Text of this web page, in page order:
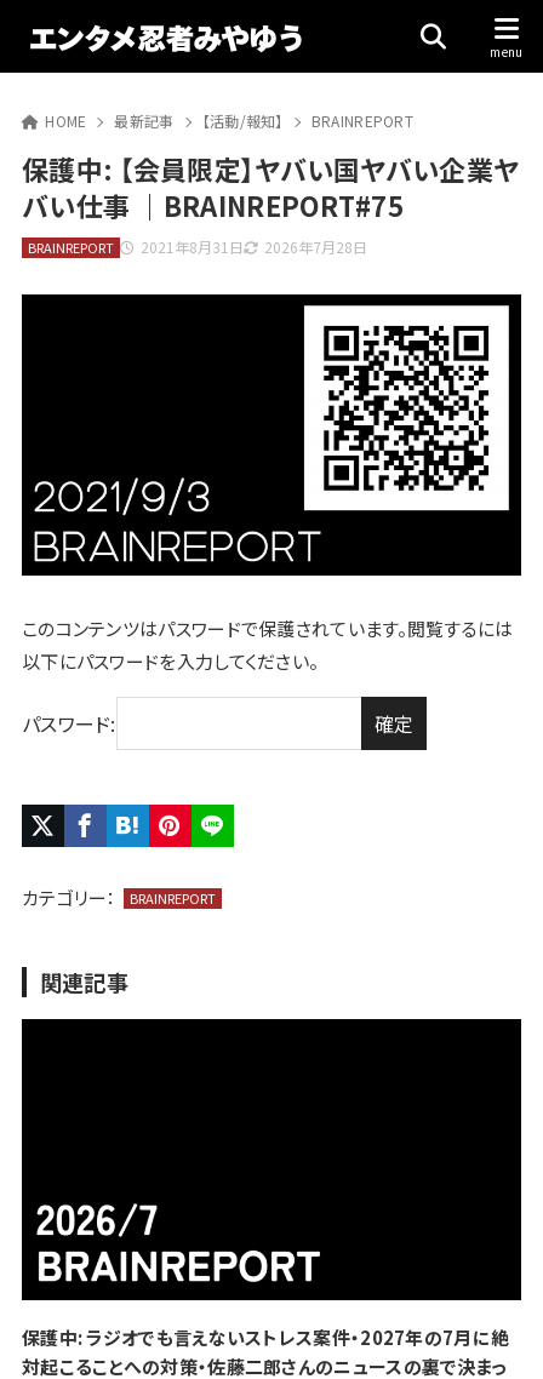
HOME 最新記事 【活動/報知】 BRAINREPORT
保護中: 【会員限定】ヤバい国ヤバい企業ヤ
バい仕事 ｜BRAINREPORT#75
2021年8月31日 2026年7月28日
BRAINREPORT
このコンテンツはパスワードで保護されています。閲覧するには
以下にパスワードを入力してください。
パスワード:
カテゴリー： BRAINREPORT
関連記事
保護中: ラジオでも言えないストレス案件・2027年の7月に絶
対起こることへの対策・佐藤二郎さんのニュースの裏で決まっ